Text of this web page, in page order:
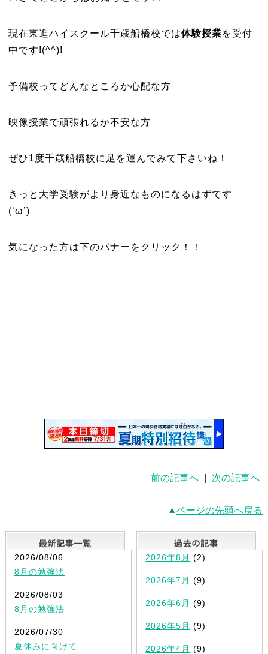
現在東進ハイスクール千歳船橋校では体験授業を受付
中です!(^^)!
予備校ってどんなところか心配な方
映像授業で頑張れるか不安な方
ぜひ1度千歳船橋校に足を運んでみて下さいね！
きっと大学受験がより身近なものになるはずです
(‘ω’)
気になった方は下のバナーをクリック！！
前の記事へ 次の記事へ
ページの先頭へ戻る
最新記事一覧
2026/08/06
8月の勉強法
2026/08/03
8月の勉強法
2026/07/30
夏休みに向けて
2026年8月 (2)
2026年7月 (9)
2026年6月 (9)
2026年5月 (9)
2026年4月 (9)